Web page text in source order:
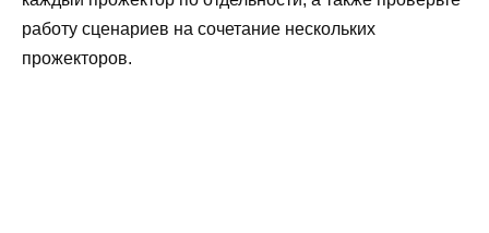
работу сценариев на сочетание нескольких
прожекторов.